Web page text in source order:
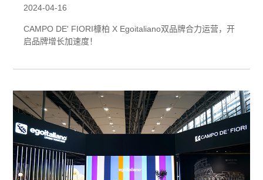
双品牌合力运营，开启品牌增长加速
度！
2024-04-16
CAMPO DE' FIORI槺柏 X Egoitaliano双品牌合力运营，开
启品牌增长加速度！